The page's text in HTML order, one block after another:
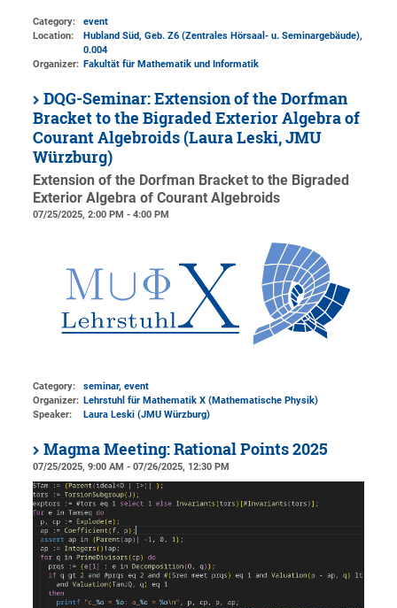
Category:
event
Location:
Hubland Süd, Geb. Z6 (Zentrales Hörsaal- u. Seminargebäude),
0.004
Organizer: Fakultät für Mathematik und Informatik
DQG-Seminar: Extension of the Dorfman
Bracket to the Bigraded Exterior Algebra of
Courant Algebroids (Laura Leski, JMU
Würzburg)
Extension of the Dorfman Bracket to the Bigraded
Exterior Algebra of Courant Algebroids
07/25/2025, 2:00 PM - 4:00 PM
Category:
seminar, event
Organizer: Lehrstuhl für Mathematik X (Mathematische Physik)
Speaker:
Laura Leski (JMU Würzburg)
Magma Meeting: Rational Points 2025
07/25/2025, 9:00 AM - 07/26/2025, 12:30 PM